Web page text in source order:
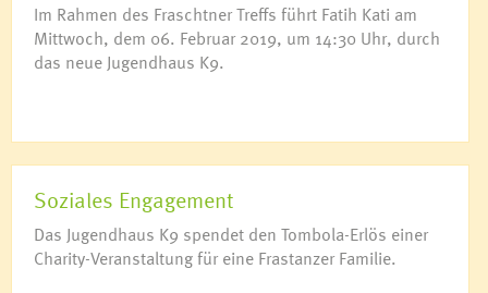
Im Rahmen des Fraschtner Treffs führt Fatih Kati am
Mittwoch, dem 06. Februar 2019, um 14:30 Uhr, durch
das neue Jugendhaus K9.
Soziales Engagement
Das Jugendhaus K9 spendet den Tombola-Erlös einer
Charity-Veranstaltung für eine Frastanzer Familie.